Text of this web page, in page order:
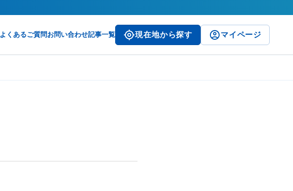
よくあるご質問お問い合わせ記事一覧 現在地から探す マイページ